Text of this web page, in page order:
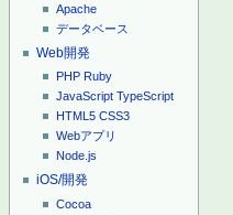
Apache
データベース
Web開発
PHP Ruby
JavaScript TypeScript
HTML5 CSS3
Webアプリ
Node.js
iOS/開発
Cocoa